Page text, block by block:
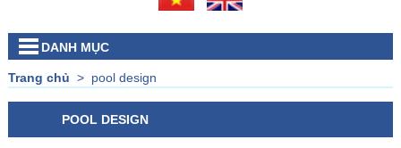
DANH MỤC
Trang chủ > pool design
POOL DESIGN